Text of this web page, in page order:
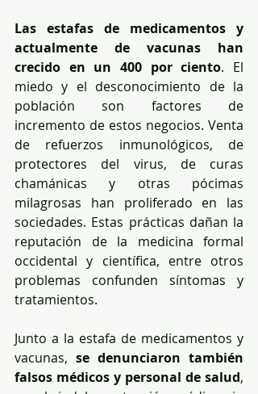
Las estafas de medicamentos y
actualmente de vacunas han
crecido en un 400 por ciento. El
miedo y el desconocimiento de la
población son factores de
incremento de estos negocios. Venta
de refuerzos inmunológicos, de
protectores del virus, de curas
chamánicas y otras pócimas
milagrosas han proliferado en las
sociedades. Estas prácticas dañan la
reputación de la medicina formal
occidental y científica, entre otros
problemas confunden síntomas y
tratamientos.
Junto a la estafa de medicamentos y
vacunas, se denunciaron también
falsos médicos y personal de salud,